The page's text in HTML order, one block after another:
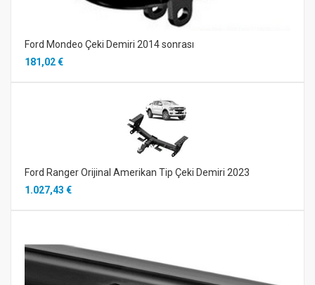
Ford Mondeo Çeki Demiri 2014 sonrası
181,02 €
Ford Ranger Orijinal Amerikan Tip Çeki Demiri 2023
1.027,43 €